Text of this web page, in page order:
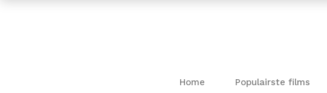
Home Populairste films